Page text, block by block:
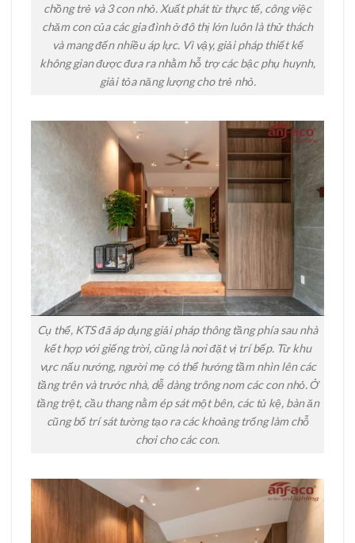
chồng trẻ và 3 con nhỏ. Xuất phát từ thực tế, công việc
chăm con của các gia đình ở đô thị lớn luôn là thử thách
và mang đến nhiều áp lực. Vì vậy, giải pháp thiết kế
không gian được đưa ra nhằm hỗ trợ các bậc phụ huynh,
giải tỏa năng lượng cho trẻ nhỏ.
Cụ thể, KTS đã áp dụng giải pháp thông tầng phía sau nhà
kết hợp với giếng trời, cũng là nơi đặt vị trí bếp. Từ khu
vực nấu nướng, người mẹ có thể hướng tầm nhìn lên các
tầng trên và trước nhà, dễ dàng trông nom các con nhỏ. Ở
tầng trệt, cầu thang nằm ép sát một bên, các tủ kệ, bàn ăn
cũng bố trí sát tường tạo ra các khoảng trống làm chỗ
chơi cho các con.